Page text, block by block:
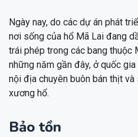
Ngày nay, do các dự án phát
nơi sống của hổ Mã Lai đang
trái phép trong các bang thuộc
những năm gần đây, ở quốc
nội địa chuyên buôn bán thịt
xương hổ.
Bảo tồn